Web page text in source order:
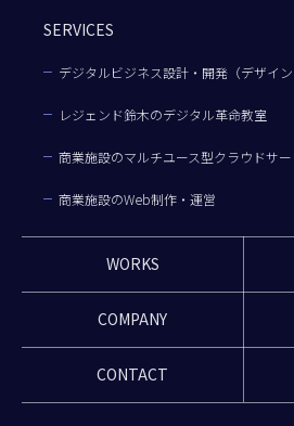
SERVICES
デジタルビジネス設計・開発（デザイン
レジェンド鈴木のデジタル革命教室
商業施設のマルチユース型クラウドサー
商業施設のWeb制作・運営
WORKS
COMPANY
CONTACT